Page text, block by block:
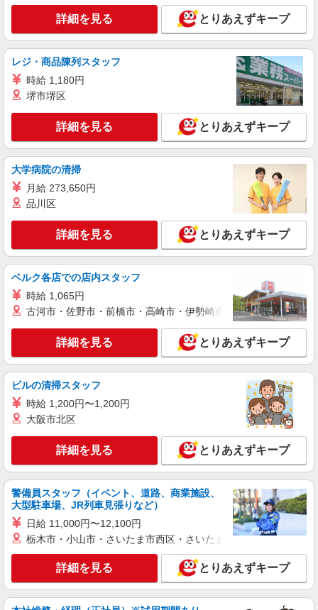
キープ 詳細を見る
コンパスグループ・ジャパン株式会社 31905_p
(試用期間2ヶ月) 残業が発生した場合、残業代を1
分単位で別途支給します。
東京都庁 （東京都新宿区西新宿2‐8‐1 東京
都庁第一本庁舎32階）
キープ 詳細を見る
アルバイト
コンパスグループ・ジャパン株式会社 21760_p
調理師【アルバイト・パート】
時給1,550円以上 試用期間中 時給1,550円以上
分単位で別途支給します。
大成建設本社 （東京都新宿区西新宿1-25-1
キープ 詳細を見る
アルバイト パート
コンパスグループ・ジャパン株式会社 20418_p
時給1,300円以上 試用期間中 時給1,300円以上
分単位で別途支給します。
新宿ルミネ2店キャフェ （東京都新宿区新宿
3-38-2 新宿ルミネ2 3階）
キープ 詳細を見る
アルバイト パート
コンパスグループ・ジャパン株式会社 21238_p
時給1,400円以上 試用期間中 時給1,400円以上
(試用期間2ヶ月) 残業が発生した場合、残業代を1
分単位で別途支給します。
大日本印刷市ヶ谷 （東京都新宿区市谷加賀町
詳細を見る とりあえずキープ
レジ・商品陳列スタッフ
時給 1,180円
堺市堺区
詳細を見る とりあえずキープ
大学病院の清掃
月給 273,650円
品川区
詳細を見る とりあえずキープ
ベルク各店での店内スタッフ
時給 1,065円
古河市・佐野市・前橋市・高崎市・伊勢崎市・太田市・館林市
詳細を見る とりあえずキープ
ビルの清掃スタッフ
時給 1,200円〜1,200円
大阪市北区
詳細を見る とりあえずキープ
警備員スタッフ（イベント、道路、商業施設、
大型駐車場、JR列車見張りなど）
日給 11,000円〜12,100円
栃木市・小山市・さいたま市西区・さいたま市岩槻区・久喜市・
詳細を見る とりあえずキープ